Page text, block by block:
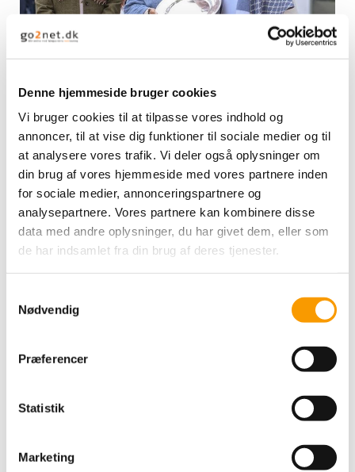
Denne hjemmeside bruger cookies
Vi bruger cookies til at tilpasse vores indhold og
annoncer, til at vise dig funktioner til sociale medier og til
at analysere vores trafik. Vi deler også oplysninger om
din brug af vores hjemmeside med vores partnere inden
for sociale medier, annonceringspartnere og
analysepartnere. Vores partnere kan kombinere disse
data med andre oplysninger, du har givet dem, eller som
de har indsamlet fra din brug af deres tjenester.
Nødvendig
Præferencer
Statistik
Marketing
maj 2026 blev Lis Hartels Mindepris tildelt Kimi Nielsen. Med
hæderen anerkender Dressurens Venner en mangeårig og
markant indsats for dansk dressur og ridesportens udvikling.
Det var H.K.H. Prinsesse Benedikte, formand for Dressurens
Venner, der overrakte prisen under DM på Randbøl Dressage
Academy, samt Nicole Siesbye-Suhr.
Lis Hartels Mindepris uddeles til personer, der gennem deres
virke har bidraget væsentligt til sporten og samtidig
Ifølge Dressurens Venner er Kimi Nielsen en værdig modtager
skikkelse i dansk dressur, blandt andet som holdleder, hvor
hun med faglig indsigt, overblik og stærke menneskelige
formand. Her har hun påtaget sig ansvaret i en periode præget
af øget offentlig debat og kritik af ridesporten. En opgave, der